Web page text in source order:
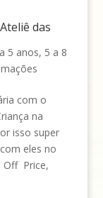
das
5 anos, 5 a 8
com o
na
isso super
eles no
Off Price,